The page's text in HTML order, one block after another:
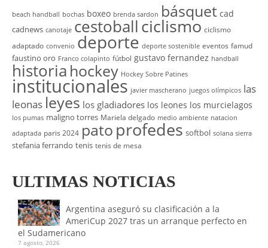
beach handball bochas boxeo brenda sardon básquet cad
cadnews canotaje cestoballciclismo ciclismo
adaptado convenio deporte deporte sostenible eventos famud
faustino oro Franco colapinto fútbol gustavo fernandez handball
historia hockey Hockey Sobre Patines
institucionales javier mascherano juegos olímpicos las
leonas leyes los gladiadores los leones los murcielagos
los pumas maligno torres Mariela delgado medio ambiente natacion
adaptada paris 2024 pato profedes softbol solana sierra
stefania ferrando tenis tenis de mesa
ULTIMAS NOTICIAS
Argentina aseguró su clasificación a la
AmeriCup 2027 tras un arranque perfecto en
el Sudamericano
7 agosto, 2026